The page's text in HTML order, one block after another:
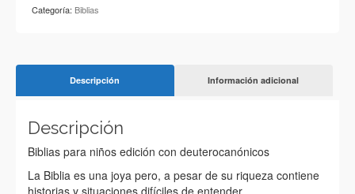
niños
cantidad
Categoría: Biblias
Descripción Información adicional
Descripción
Biblias para niños edición con deuterocanónicos
La Biblia es una joya pero, a pesar de su riqueza contiene
historias y situaciones difíciles de entender,